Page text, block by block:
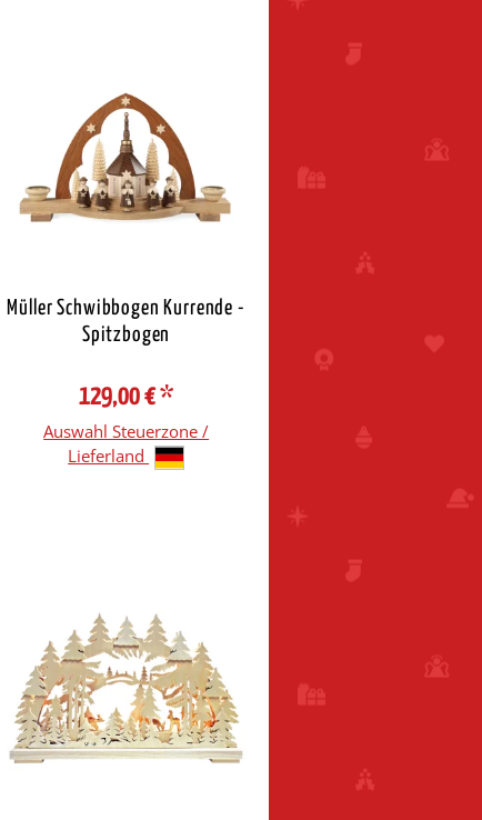
Müller Schwibbogen Kurrende -
Spitzbogen
129,00 €*
Auswahl Steuerzone /
Lieferland